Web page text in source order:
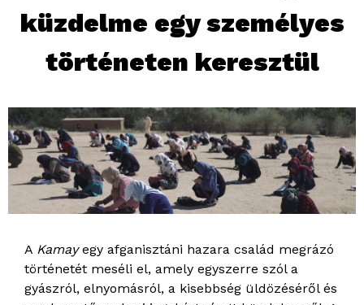
küzdelme egy személyes
történeten keresztül
A Kamayegy afganisztáni hazara család megrázó
történetét meséli el, amely egyszerre szól a
gyászról, elnyomásról, a kisebbség üldözéséről és